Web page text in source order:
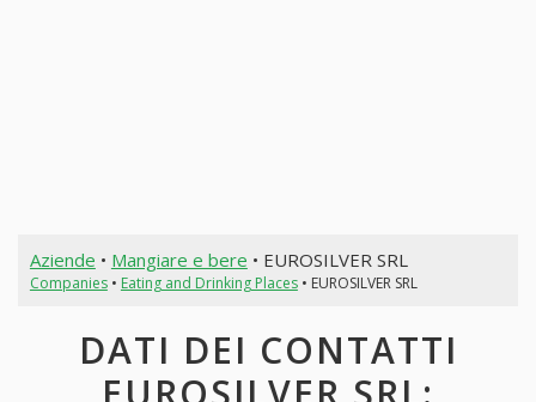
Aziende • Mangiare e bere • EUROSILVER SRL
Companies• Eating and Drinking Places• EUROSILVER SRL
DATI DEI CONTATTI